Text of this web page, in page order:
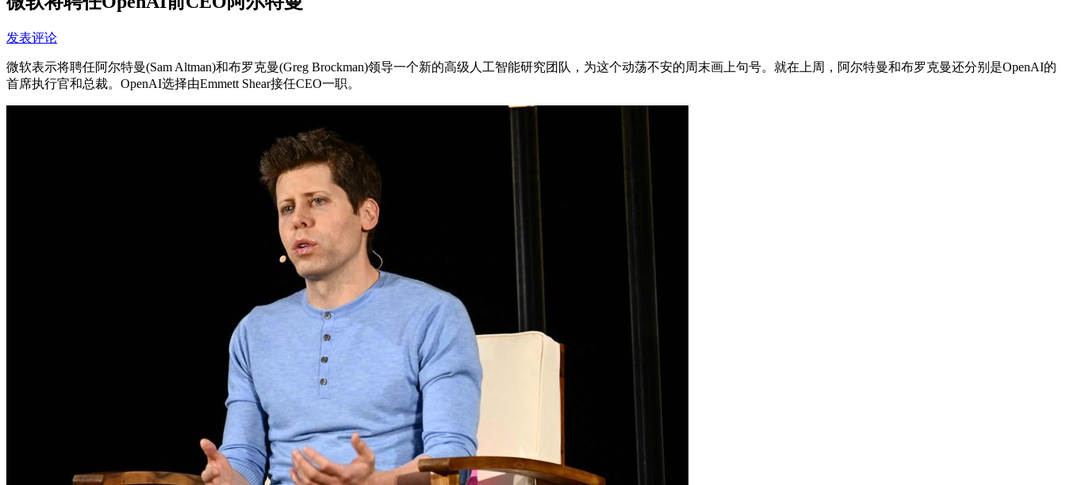
发表评论
微软表示将聘任阿尔特曼(Sam Altman)和布罗克曼(Greg Brockman)领导一个新的高级人工智能研究团队，为这个动荡不安的周末画上句号。就在上周，阿尔特曼和布罗克曼还分别是OpenAI的
首席执行官和总裁。OpenAI选择由Emmett Shear接任CEO一职。